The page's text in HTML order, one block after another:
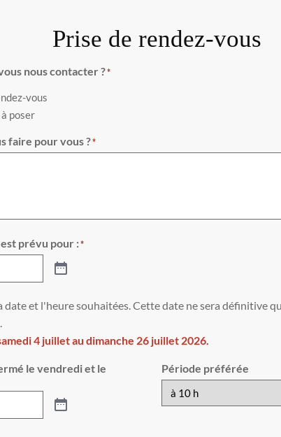
Prise de rendez-vous
nous contacter ?*
vous
poser
faire pour vous ?*
prévu pour :*
date et l'heure souhaitées. Cette date ne sera définitive
4 juillet au dimanche 26 juillet 2026.
le vendredi et le Période préférée